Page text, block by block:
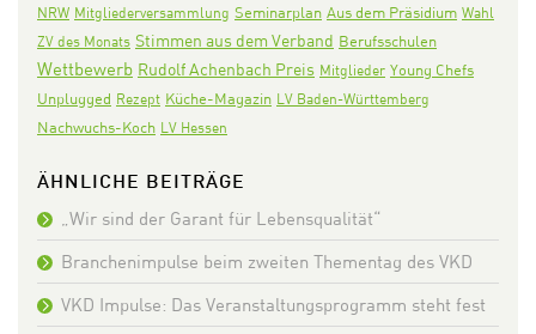
NRW Mitgliederversammlung Seminarplan Aus dem Präsidium Wahl
ZV des Monats Stimmen aus dem Verband Berufsschulen
Wettbewerb Rudolf Achenbach Preis Mitglieder Young Chefs
Unplugged Rezept Küche-Magazin LV Baden-Württemberg
Nachwuchs-Koch LV Hessen
ÄHNLICHE BEITRÄGE
„Wir sind der Garant für Lebensqualität“
Branchenimpulse beim zweiten Thementag des VKD
VKD Impulse: Das Veranstaltungsprogramm steht fest